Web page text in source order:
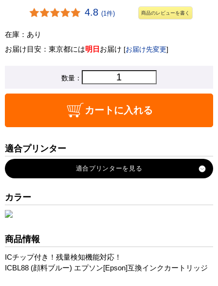
4.8 (1件) 商品のレビューを書く
在庫：あり
お届け目安：東京都には明日 お届け [お届け先変更]
数量：
カートに入れる
適合プリンター
カラー
商品情報
ICチップ付き！残量検知機能対応！
ICBL88 (顔料ブルー) エプソン[Epson]互換インクカートリッジ